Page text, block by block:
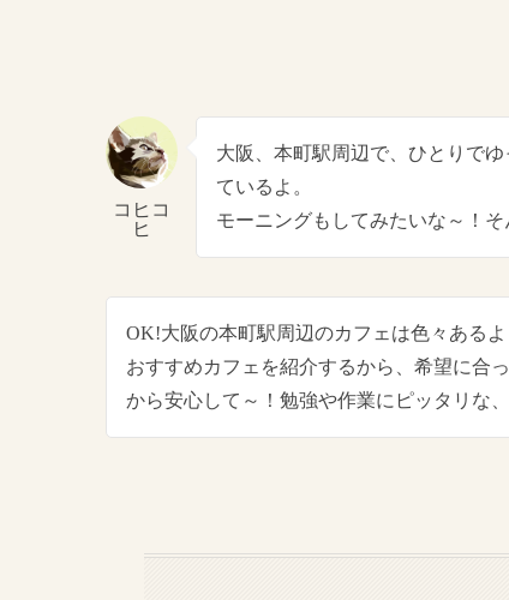
コヒコ
ヒ
大阪、本町駅周辺で、ひとりで
ているよ。
モーニングもしてみたいな～！
OK!大阪の本町駅周辺のカフェは色々ある
おすすめカフェを紹介するから、希望に合
から安心して～！勉強や作業にピッタリな